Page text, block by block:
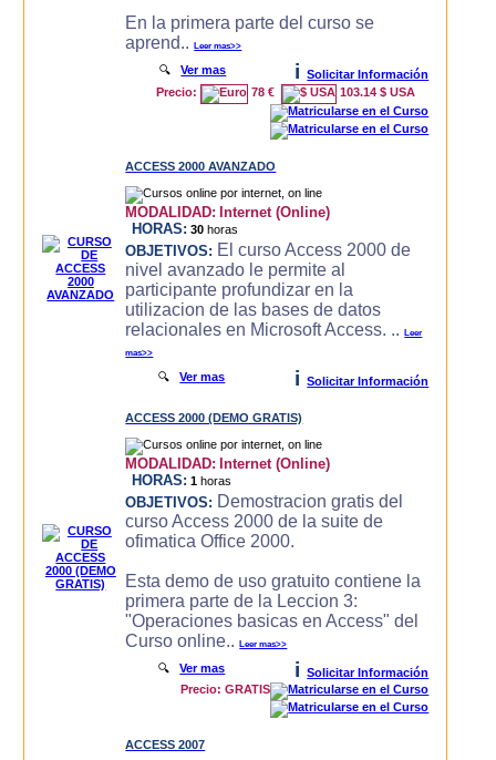
En la primera parte del curso se
aprend..Leer mas>>
🔍Ver mas i
Solicitar Información
Precio:
78 € 103.14 $ USA
ACCESS 2000 AVANZADO
MODALIDAD: Internet (Online)
HORAS: 30 horas
OBJETIVOS: El curso Access 2000 de
nivel avanzado le permite al
participante profundizar en la
utilizacion de las bases de datos
relacionales en Microsoft Access. ..Leer
mas>>
🔍Ver mas i Solicitar Información
ACCESS 2000 (DEMO GRATIS)
MODALIDAD: Internet (Online)
HORAS: 1 horas
OBJETIVOS: Demostracion gratis del
curso Access 2000 de la suite de
ofimatica Office 2000.
Esta demo de uso gratuito contiene la
primera parte de la Leccion 3:
"Operaciones basicas en Access" del
Curso online..Leer mas>>
🔍Ver mas i
Solicitar Información
Precio: GRATIS
ACCESS 2007